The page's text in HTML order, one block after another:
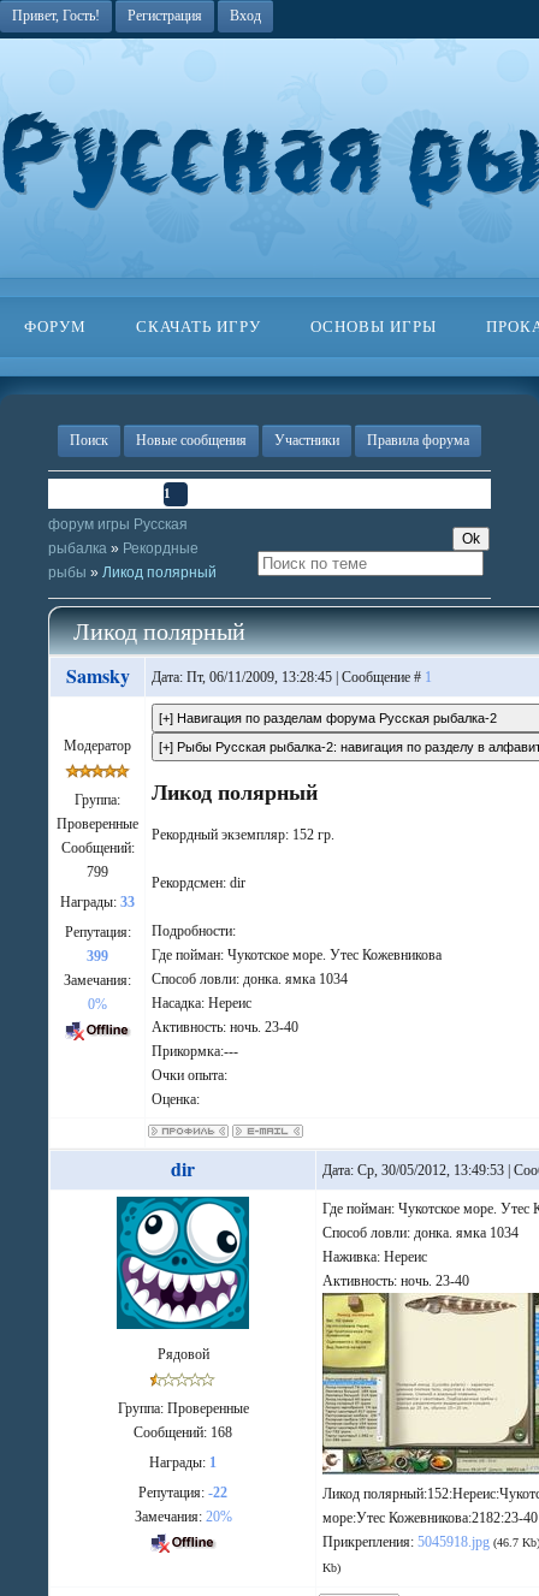
Привет, Гость! Регистрация Вход
ФОРУМ СКАЧАТЬ ИГРУ ОСНОВЫ ИГРЫ
Поиск Новые сообщения Участники Правила форума
1
форум игры Русская
рыбалка » Рекордные
рыбы » Ликод полярный
Ликод полярный
Samsky Дата: Пт, 06/11/2009, 13:28:45 | Сообщение # 1
Модератор
Группа:
Проверенные
Сообщений:
799
Награды:33
Репутация:
399
Замечания:
0%
Ликод полярный
Рекордный экземпляр: 152 гр.
Рекордсмен: dir
Подробности:
Где пойман: Чукотское море. Утес Кожевникова
Способ ловли: донка. ямка 1034
Насадка: Нереис
Активность: ночь. 23-40
Прикормка:---
Очки опыта:
Оценка:
dir Дата: Ср, 30/05/2012, 13:49:53 |
Рядовой
Группа: Проверенные
Сообщений: 168
Награды: 1
Репутация:-22
Замечания: 20%
Где пойман: Чукотское море. Утес
Способ ловли: донка. ямка 1034
Наживка: Нереис
Активность: ночь. 23-40
Ликод
море:Утес Кожевникова:2182:23-
Прикрепления:5045918.jpg (46.7
Kb)